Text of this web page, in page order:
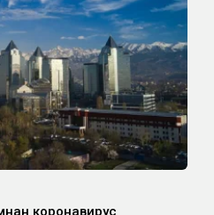
коронавирус